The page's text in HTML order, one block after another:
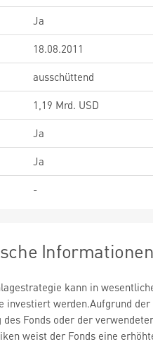
Ja
18.08.2011
ausschüttend
1,19 Mrd. USD
Ja
Ja
-
kann in
investiert werden.Aufgrund der
des Fonds oder der
weist der Fonds eine